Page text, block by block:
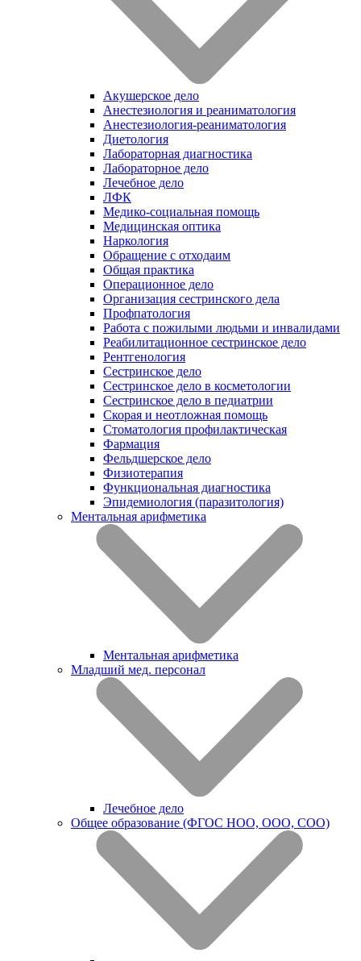
Акушерское дело
Анестезиология и реаниматология
Анестезиология-реаниматология
Диетология
Лабораторная диагностика
Лабораторное дело
Лечебное дело
ЛФК
Медико-социальная помощь
Медицинская оптика
Наркология
Обращение с отходаим
Общая практика
Операционное дело
Организация сестринского дела
Профпатология
Работа с пожилыми людьми и инвалидами
Реабилитационное сестринское дело
Рентгенология
Сестринское дело
Сестринское дело в косметологии
Сестринское дело в педиатрии
Скорая и неотложная помощь
Стоматология профилактическая
Фармация
Фельдшерское дело
Физиотерапия
Функциональная диагностика
Эпидемиология (паразитология)
Ментальная арифметика
Ментальная арифметика
Младший мед. персонал
Лечебное дело
Общее образование (ФГОС НОО, ООО, СОО)